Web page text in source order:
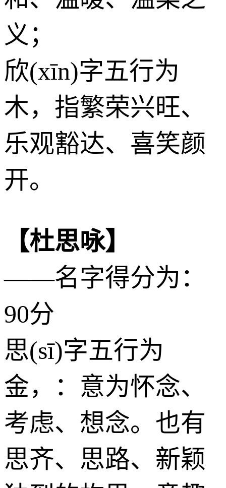
义；
欣(xīn)字五行为
木，指繁荣兴旺、
乐观豁达、喜笑颜
开。
【杜思咏】
——名字得分为：
90分
思(sī)字五行为
金，：意为怀念、
考虑、想念。也有
思齐、思路、新颖